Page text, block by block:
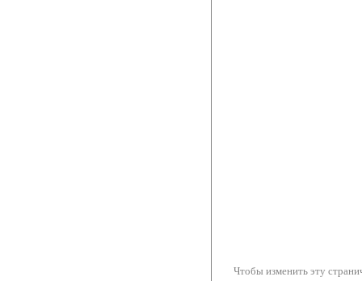
Чтобы изменить эту